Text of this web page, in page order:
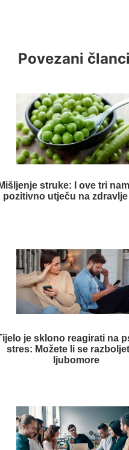
Povezani
Mišljenje struke: I ove tri
pozitivno utječu na
je sklono reagirati na
stres: Možete li se
ljubomore